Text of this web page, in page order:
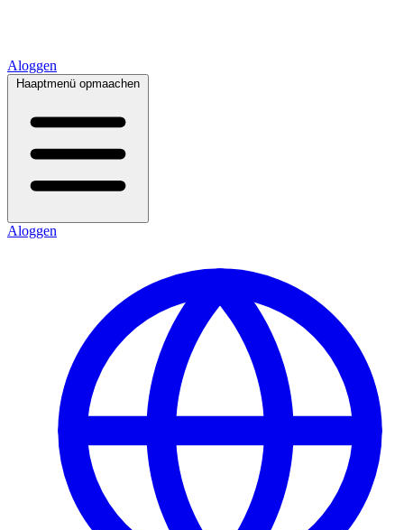
Aloggen
Haaptmenü opmaachen
Aloggen